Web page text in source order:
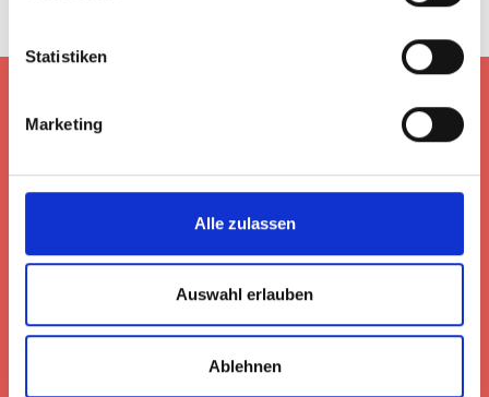
Statistiken
Marketing
Alle zulassen
Auswahl erlauben
Ablehnen
AGENTUR
LEISTUNGEN